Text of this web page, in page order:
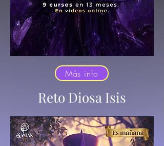
Más info
Reto Diosa Isis